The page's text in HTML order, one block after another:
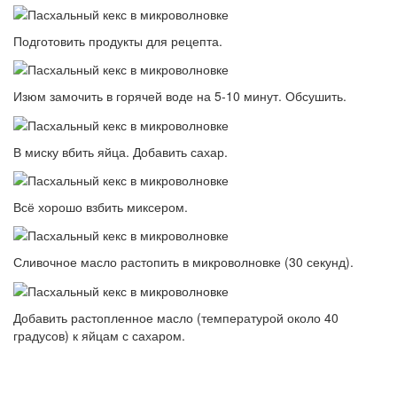
Подготовить продукты для рецепта.
Изюм замочить в горячей воде на 5-10 минут. Обсушить.
В миску вбить яйца. Добавить сахар.
Всё хорошо взбить миксером.
Сливочное масло растопить в микроволновке (30 секунд).
Добавить растопленное масло (температурой около 40
градусов) к яйцам с сахаром.